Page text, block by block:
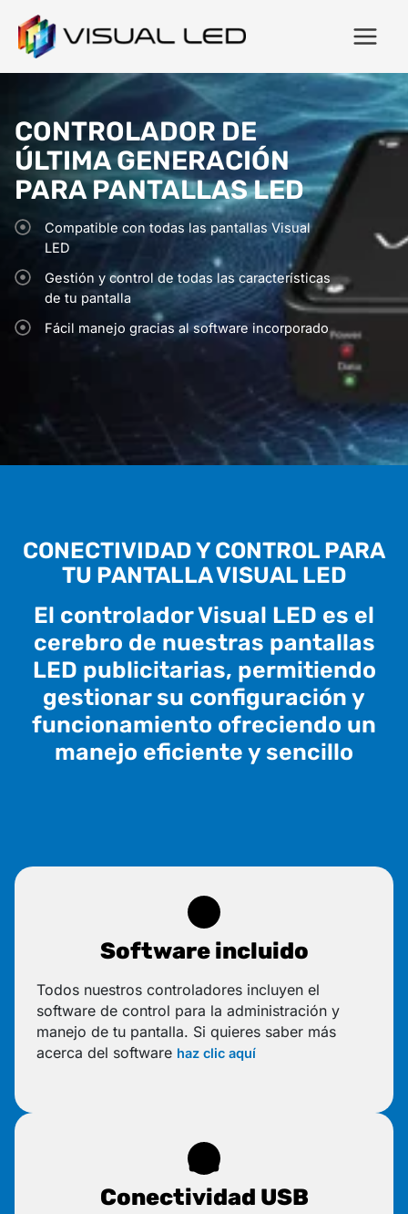
CONTROLADOR DE
ÚLTIMA GENERACIÓN
PARA PANTALLAS LED
Compatible con todas las pantallas Visual
LED
Gestión y control de todas las características
de tu pantalla
Fácil manejo gracias al software incorporado
CONECTIVIDAD Y CONTROL PARA
TU PANTALLA VISUAL LED
El controlador Visual LED es el
cerebro de nuestras pantallas
LED publicitarias, permitiendo
gestionar su configuración y
funcionamiento ofreciendo un
manejo eficiente y sencillo
Software incluido
Todos nuestros controladores incluyen el
software de control para la administración y
manejo de tu pantalla. Si quieres saber más
acerca del software haz clic aquí
Conectividad USB